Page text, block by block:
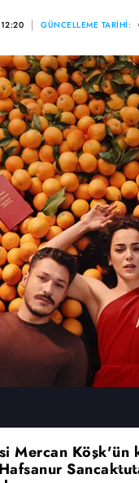
GÜNCELLEME TARİHİ:
Mercan Köşk'ün